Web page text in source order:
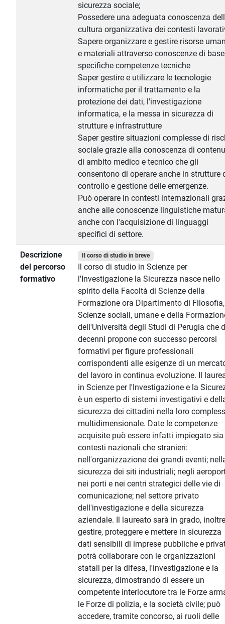
sicurezza sociale;
Possedere una adeguata conoscenza
cultura organizzativa dei contesti
Sapere organizzare e gestire risorse
e materiali attraverso conoscenze di
specifiche competenze tecniche
Saper gestire e utilizzare le tecnologie
informatiche per il trattamento e la
protezione dei dati, l'investigazione
informatica, e la messa in sicurezza di
strutture e infrastrutture
Saper gestire situazioni complesse di
sociale grazie alla conoscenza di
di ambito medico e tecnico che gli
consentono di operare anche in strutture
controllo e gestione delle emergenze.
Può operare in contesti internazionali
anche alle conoscenze linguistiche
anche con l'acquisizione di linguaggi
specifici di settore.
Descrizione
del percorso
formativo
Il corso di studio in breve
Il corso di studio in Scienze per
l'Investigazione la Sicurezza nasce nello
spirito della Facoltà di Scienze della
Formazione ora Dipartimento di Filosofia,
Scienze sociali, umane e della
dell'Università degli Studi di Perugia che
decenni propone con successo percorsi
formativi per figure professionali
corrispondenti alle esigenze di un
del lavoro in continua evoluzione. Il
in Scienze per l'Investigazione e la
è un esperto di sistemi investigativi e
sicurezza dei cittadini nella loro
multidimensionale. Date le competenze
acquisite può essere infatti impiegato
contesti nazionali che stranieri:
nell'organizzazione dei grandi eventi;
sicurezza dei siti industriali; negli
nei porti e nei centri strategici delle vie di
comunicazione; nel settore privato
dell'investigazione e della sicurezza
aziendale. Il laureato sarà in grado,
gestire, proteggere e mettere in sicurezza
dati sensibili di imprese pubbliche e
potrà collaborare con le organizzazioni
statali per la difesa, l'investigazione e la
sicurezza, dimostrando di essere un
competente interlocutore tra le Forze
le Forze di polizia, e la società civile; può
accedere, tramite concorso, ai ruoli delle